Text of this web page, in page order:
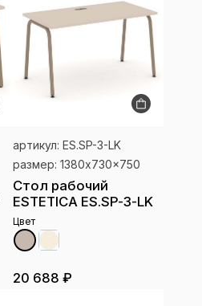
артикул: ES.SP-3-LK
размер: 1380x730x750
Стол рабочий
ESTETICA ES.SP-3-LK
Цвет
20 688 ₽